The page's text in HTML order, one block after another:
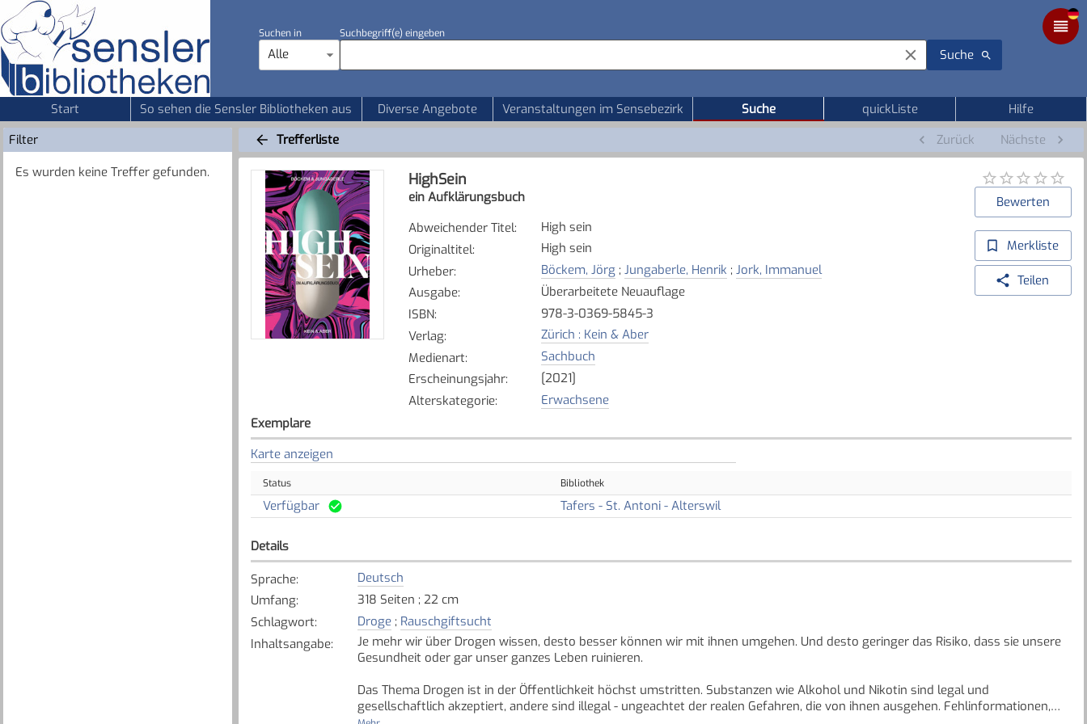
Suchen in
Alle
Suchbegriff(e) eingeben
Suche
Start So sehen die Sensler Bibliotheken aus Diverse Angebote Veranstaltungen im Sensebezirk Suche quickListe
Hilfe
Filter
Es wurden keine Treffer gefunden.
Trefferliste Zurück Nächste
HighSein
ein Aufklärungsbuch
Abweichender Titel:
High sein
Originaltitel:
High sein
Urheber: Böckem, Jörg; Jungaberle, Henrik ; Jork, Immanuel
Ausgabe:
Überarbeitete Neuauflage
ISBN:
978-3-0369-5845-3
Verlag:
Zürich : Kein & Aber
Medienart:
Sachbuch
Erscheinungsjahr:
[2021]
Alterskategorie: Erwachsene
Bewerten
Merkliste
Teilen
Exemplare
Karte anzeigen
Status Bibliothek
Verfügbar Tafers - St. Antoni - Alterswil
Details
Sprache:
Deutsch
Umfang:
318 Seiten ; 22 cm
Schlagwort: Droge; Rauschgiftsucht
Inhaltsangabe:
Je mehr wir über Drogen wissen, desto besser können wir mit ihnen umgehen. Und desto geringer das Risiko, dass sie unsere
Gesundheit oder gar unser ganzes Leben ruinieren.
Das Thema Drogen ist in der Öffentlichkeit höchst umstritten. Substanzen wie Alkohol und Nikotin sind legal und
gesellschaftlich akzeptiert, andere sind illegal - ungeachtet der realen Gefahren, die von ihnen ausgehen. Fehlinformationen,